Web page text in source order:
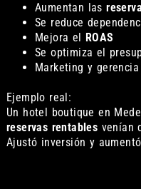
Aumentan las
Se reduce
Mejora el ROAS
Se optimiza el
Marketing y
Ejemplo real:
Un hotel boutique en
reservas rentables venían
Ajustó inversión y